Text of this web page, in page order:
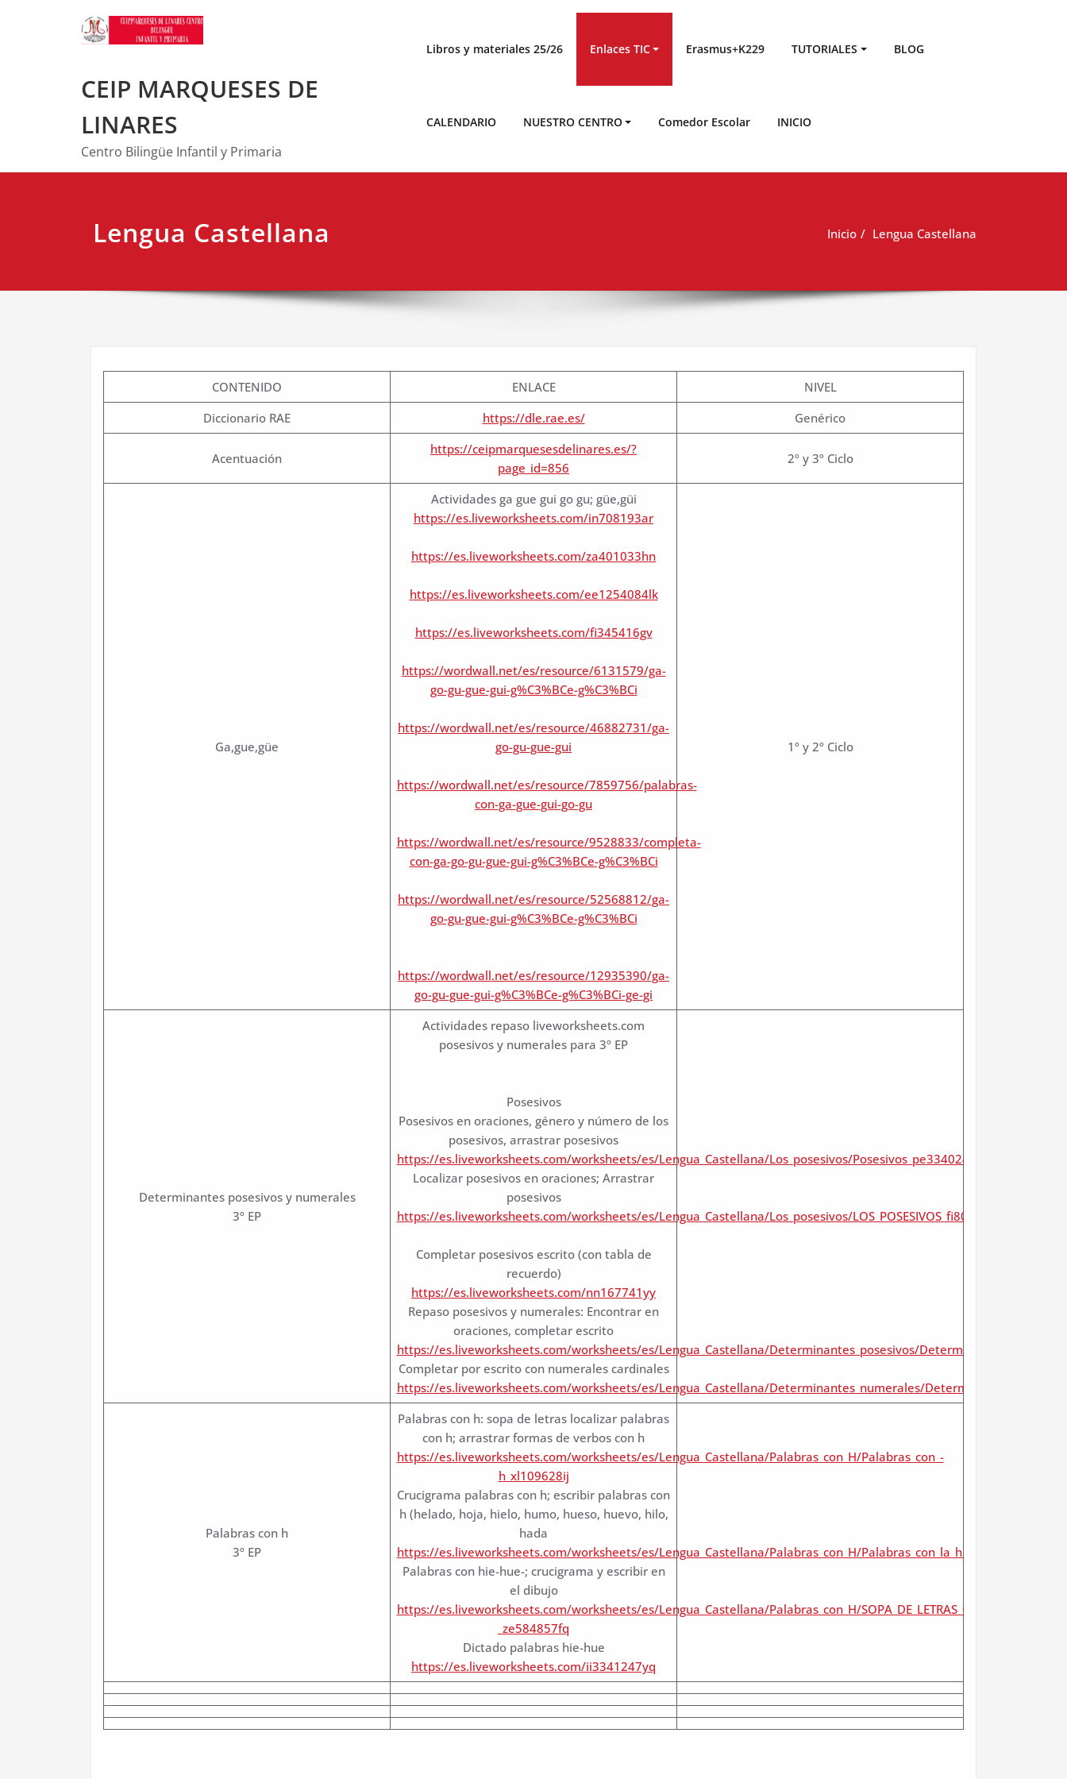
CEIP MARQUESES DE
LINARES
Centro Bilingüe Infantil y Primaria
Libros y materiales 25/26 Enlaces TIC Erasmus+K229 TUTORIALES BLOG
CALENDARIO NUESTRO CENTRO Comedor Escolar INICIO
Lengua Castellana Inicio Lengua Castellana
CONTENIDO ENLACE
NIVEL
Diccionario RAE
https://dle.rae.es/ Genérico
Acentuación
https://ceipmarquesesdelinares.es/?
page_id=856
2º y 3º Ciclo
Ga,gue,güe
Actividades ga gue gui go gu; güe,güi
https://es.liveworksheets.com/in708193ar
https://es.liveworksheets.com/za401033hn
https://es.liveworksheets.com/ee1254084lk
https://es.liveworksheets.com/fi345416gv
https://wordwall.net/es/resource/6131579/ga-
go-gu-gue-gui-g%C3%BCe-g%C3%BCi
https://wordwall.net/es/resource/46882731/ga-
go-gu-gue-gui
https://wordwall.net/es/resource/7859756/palabras-
con-ga-gue-gui-go-gu
https://wordwall.net/es/resource/9528833/completa-
con-ga-go-gu-gue-gui-g%C3%BCe-g%C3%BCi
https://wordwall.net/es/resource/52568812/ga-
go-gu-gue-gui-g%C3%BCe-g%C3%BCi
https://wordwall.net/es/resource/12935390/ga-
go-gu-gue-gui-g%C3%BCe-g%C3%BCi-ge-gi
1º y 2º Ciclo
Determinantes posesivos y numerales
3º EP
Actividades repaso liveworksheets.com
posesivos y numerales para 3º EP
Posesivos
Posesivos en oraciones, género y número de los
posesivos, arrastrar posesivos
https://es.liveworksheets.com/worksheets/es/Lengua_Castellana/Los_posesivos/Posesivos_pe3340245nq
Localizar posesivos en oraciones; Arrastrar
posesivos
https://es.liveworksheets.com/worksheets/es/Lengua_Castellana/Los_posesivos/LOS_POSESIVOS_fi806899dr
Completar posesivos escrito (con tabla de
recuerdo)
https://es.liveworksheets.com/nn167741yy
Repaso posesivos y numerales: Encontrar en
oraciones, completar escrito
https://es.liveworksheets.com/worksheets/es/Lengua_Castellana/Determinantes_posesivos/
Completar por escrito con numerales cardinales
https://es.liveworksheets.com/worksheets/es/Lengua_Castellana/Determinantes_numerales/
Palabras con h
3º EP
Palabras con h: sopa de letras localizar palabras
con h; arrastrar formas de verbos con h
https://es.liveworksheets.com/worksheets/es/Lengua_Castellana/Palabras_con_H/Palabras_con_-
h_xl109628ij
Crucigrama palabras con h; escribir palabras con
h (helado, hoja, hielo, humo, hueso, huevo, hilo,
hada
https://es.liveworksheets.com/worksheets/es/Lengua_Castellana/Palabras_con_H/Palabras_con_la_h_do2638625fb
Palabras con hie-hue-; crucigrama y escribir en
el dibujo
https://es.liveworksheets.com/worksheets/es/Lengua_Castellana/Palabras_con_H/SOPA_DE_LETRAS_CON_HIE-,_HUE-
_ze584857fq
Dictado palabras hie-hue
https://es.liveworksheets.com/ii3341247yq